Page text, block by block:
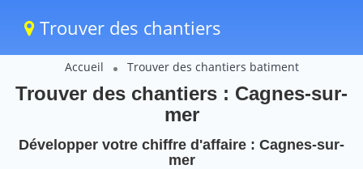
Trouver des chantiers
Accueil Trouver des chantiers batiment
Trouver des chantiers : Cagnes-sur-
mer
Développer votre chiffre d'affaire : Cagnes-sur-
mer